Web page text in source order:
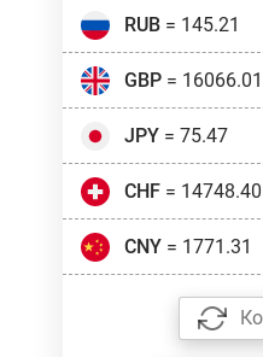
RUB= 145.21
GBP= 16066.01
JPY= 75.47
CHF= 14748.40
CNY= 1771.31